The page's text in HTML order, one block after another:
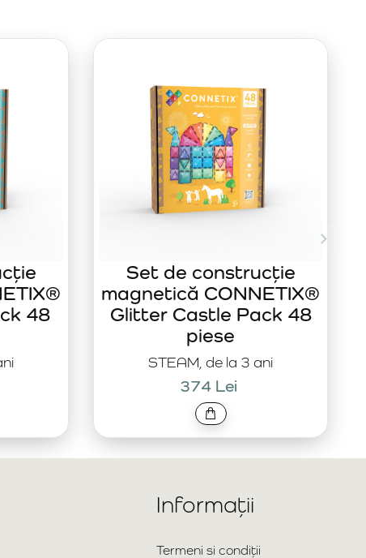
48
STEAM, de la 3 ani
Set de construcție
magnetică CONNETIX®
Glitter Castle Pack 48
piese
374 Lei
Informații
Termeni si condiții